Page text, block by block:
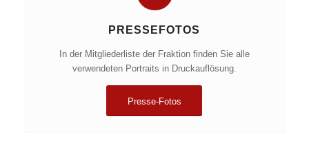
PRESSEFOTOS
In der Mitgliederliste der Fraktion finden Sie alle
verwendeten Portraits in Druckauflösung.
Presse-Fotos